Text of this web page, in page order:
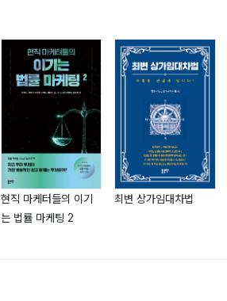
현직 마케터들의 이기
는 법률 마케팅 2
최변 상가임대차법